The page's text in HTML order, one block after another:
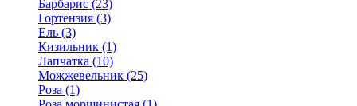
Барбарис (23)
Гортензия (3)
Ель (3)
Кизильник (1)
Лапчатка (10)
Можжевельник (25)
Роза (1)